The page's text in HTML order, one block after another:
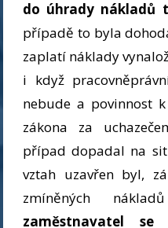
do úhrady nákladů
případě to byla
zaplatí náklady
i když
nebude a povinnost
zákona za
případ dopadal na
vztah uzavřen byl,
zmíněných
zaměstnavatel se